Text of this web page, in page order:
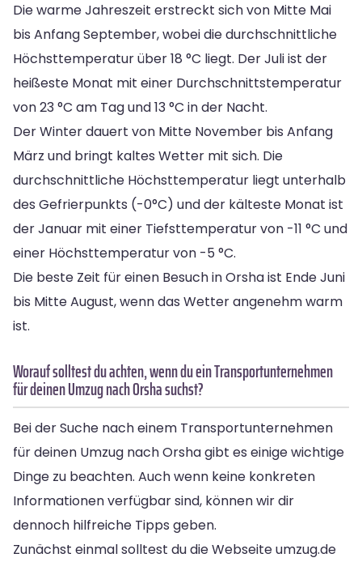
Die warme Jahreszeit erstreckt sich von Mitte Mai
bis Anfang September, wobei die durchschnittliche
Höchsttemperatur über 18 °C liegt. Der Juli ist der
heißeste Monat mit einer Durchschnittstemperatur
von 23 °C am Tag und 13 °C in der Nacht.
Der Winter dauert von Mitte November bis Anfang
März und bringt kaltes Wetter mit sich. Die
durchschnittliche Höchsttemperatur liegt unterhalb
des Gefrierpunkts (-0°C) und der kälteste Monat ist
der Januar mit einer Tiefsttemperatur von -11 °C und
einer Höchsttemperatur von -5 °C.
Die beste Zeit für einen Besuch in Orsha ist Ende Juni
bis Mitte August, wenn das Wetter angenehm warm
ist.
Worauf solltest du achten, wenn du ein Transportunternehmen
für deinen Umzug nach Orsha suchst?
Bei der Suche nach einem Transportunternehmen
für deinen Umzug nach Orsha gibt es einige wichtige
Dinge zu beachten. Auch wenn keine konkreten
Informationen verfügbar sind, können wir dir
dennoch hilfreiche Tipps geben.
Zunächst einmal solltest du die Webseite umzug.de